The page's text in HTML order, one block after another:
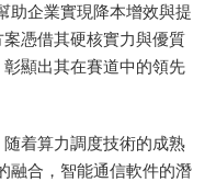
助企業實現降本增效與提
憑借其硬核實力與優質
顯出其在賽道中的領先
着算力調度技術的成熟
融合，智能通信軟件的潛